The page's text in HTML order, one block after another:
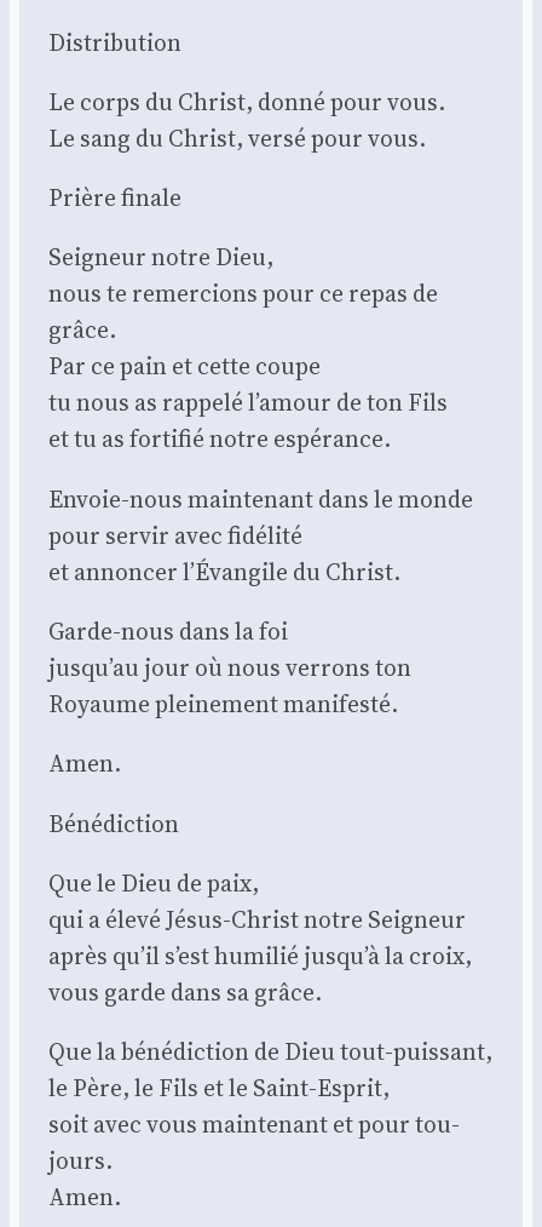
Dis­tri­bu­tion
Le corps du Christ, don­né pour vous.
Le sang du Christ, ver­sé pour vous.
Prière finale
Sei­gneur notre Dieu,
nous te remer­cions pour ce repas de
grâce.
Par ce pain et cette coupe
tu nous as rap­pe­lé l’amour de ton Fils
et tu as for­ti­fié notre espé­rance.
Envoie-nous main­te­nant dans le monde
pour ser­vir avec fidé­li­té
et annon­cer l’Évangile du Christ.
Garde-nous dans la foi
jusqu’au jour où nous ver­rons ton
Royaume plei­ne­ment mani­fes­té.
Amen.
Béné­dic­tion
Que le Dieu de paix,
qui a éle­vé Jésus-Christ notre Sei­gneur
après qu’il s’est humi­lié jusqu’à la croix,
vous garde dans sa grâce.
Que la béné­dic­tion de Dieu tout-puis­sant,
le Père, le Fils et le Saint-Esprit,
soit avec vous main­te­nant et pour tou­
jours.
Amen.